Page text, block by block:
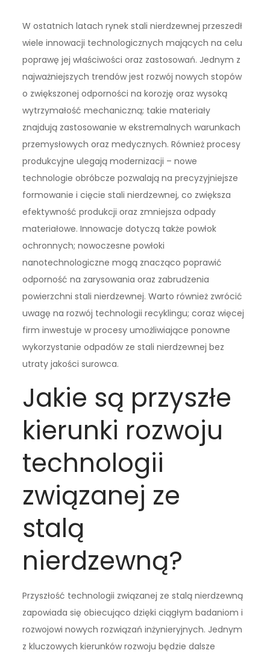
W ostatnich latach rynek stali nierdzewnej przeszedł
wiele innowacji technologicznych mających na celu
poprawę jej właściwości oraz zastosowań. Jednym z
najważniejszych trendów jest rozwój nowych stopów
o zwiększonej odporności na korozję oraz wysoką
wytrzymałość mechaniczną; takie materiały
znajdują zastosowanie w ekstremalnych warunkach
przemysłowych oraz medycznych. Również procesy
produkcyjne ulegają modernizacji – nowe
technologie obróbcze pozwalają na precyzyjniejsze
formowanie i cięcie stali nierdzewnej, co zwiększa
efektywność produkcji oraz zmniejsza odpady
materiałowe. Innowacje dotyczą także powłok
ochronnych; nowoczesne powłoki
nanotechnologiczne mogą znacząco poprawić
odporność na zarysowania oraz zabrudzenia
powierzchni stali nierdzewnej. Warto również zwrócić
uwagę na rozwój technologii recyklingu; coraz więcej
firm inwestuje w procesy umożliwiające ponowne
wykorzystanie odpadów ze stali nierdzewnej bez
utraty jakości surowca.
Jakie są przyszłe
kierunki rozwoju
technologii
związanej ze
stalą
nierdzewną?
Przyszłość technologii związanej ze stalą nierdzewną
zapowiada się obiecująco dzięki ciągłym badaniom i
rozwojowi nowych rozwiązań inżynieryjnych. Jednym
z kluczowych kierunków rozwoju będzie dalsze